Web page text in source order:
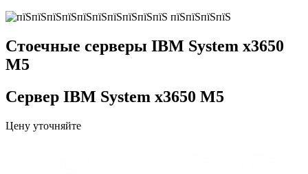
Стоечные серверы IBM System x3650
M5
Сервер IBM System x3650 M5
Цену уточняйте